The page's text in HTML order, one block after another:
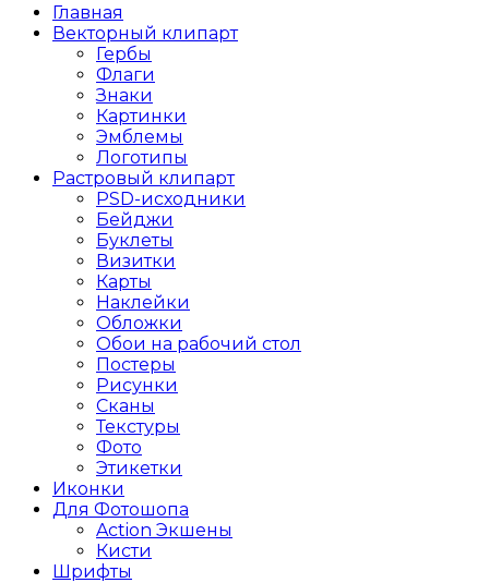
Главная
Векторный клипарт
Гербы
Флаги
Знаки
Картинки
Эмблемы
Логотипы
Растровый клипарт
PSD-исходники
Бейджи
Буклеты
Визитки
Карты
Наклейки
Обложки
Обои на рабочий стол
Постеры
Рисунки
Сканы
Текстуры
Фото
Этикетки
Иконки
Для Фотошопа
Action Экшены
Кисти
Шрифты